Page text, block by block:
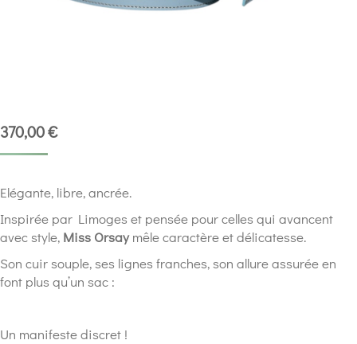
370,00€
Elégante, libre, ancrée.
Inspirée par Limoges et pensée pour celles qui avancent
avec style, Miss Orsaymêle caractère et délicatesse.
Son cuir souple, ses lignes franches, son allure assurée en
font plus qu’un sac :
Un manifeste discret !